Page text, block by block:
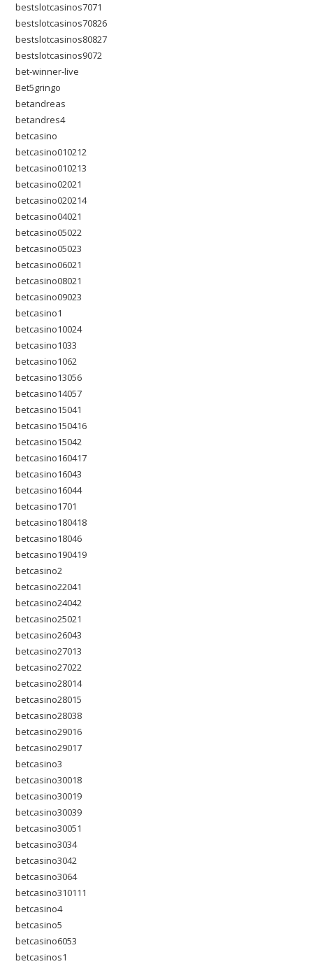
bestslotcasinos7071
bestslotcasinos70826
bestslotcasinos80827
bestslotcasinos9072
bet-winner-live
Bet5gringo
betandreas
betandres4
betcasino
betcasino010212
betcasino010213
betcasino02021
betcasino020214
betcasino04021
betcasino05022
betcasino05023
betcasino06021
betcasino08021
betcasino09023
betcasino1
betcasino10024
betcasino1033
betcasino1062
betcasino13056
betcasino14057
betcasino15041
betcasino150416
betcasino15042
betcasino160417
betcasino16043
betcasino16044
betcasino1701
betcasino180418
betcasino18046
betcasino190419
betcasino2
betcasino22041
betcasino24042
betcasino25021
betcasino26043
betcasino27013
betcasino27022
betcasino28014
betcasino28015
betcasino28038
betcasino29016
betcasino29017
betcasino3
betcasino30018
betcasino30019
betcasino30039
betcasino30051
betcasino3034
betcasino3042
betcasino3064
betcasino310111
betcasino4
betcasino5
betcasino6053
betcasinos1